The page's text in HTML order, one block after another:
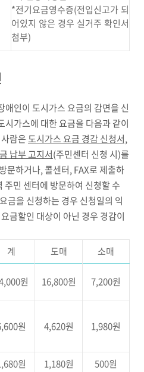
*전기요금영수증(전입신고가 되
어있지 않은 경우 실거주 확인서
첨부)
인이 도시가스 요금의 감면을 신
시가스에 대한 요금을 다음과 같이
람은도시가스 요금 경감 신청서,
납부 고지서(주민센터 신청 시)를
문하거나, 콜센터, FAX로 제출하
주민 센터에 방문하여 신청할 수
금을 신청하는 경우 신청일의 익
금할인 대상이 아닌 경우 경감이
계
도매 소매
원 16,800원 7,200원
원 4,620원 1,980원
원 1,180원 500원